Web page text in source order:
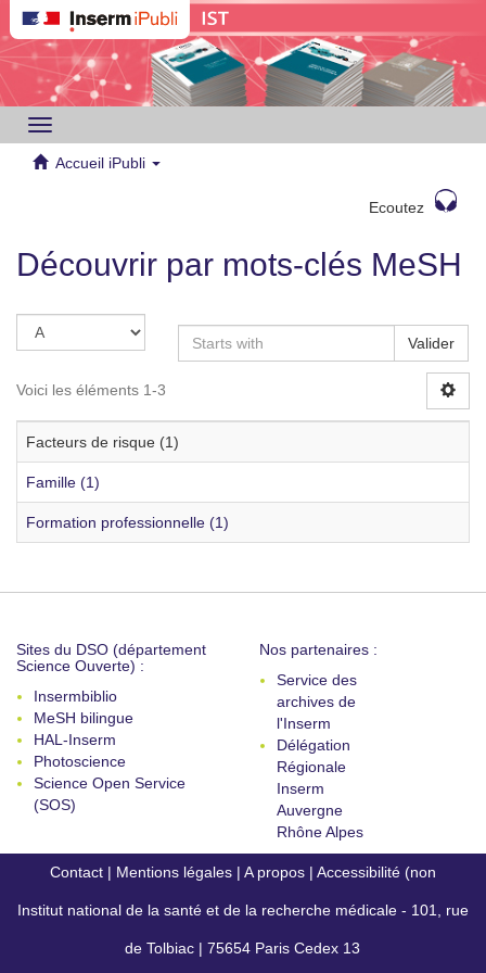
Toggle
navigation
Accueil iPubli
Ecoutez
Découvrir par mots-clés MeSH
Valider
Voici les éléments 1-3
Facteurs de risque (1)
Famille (1)
Formation professionnelle (1)
Sites du DSO (département
Science Ouverte) :
Insermbiblio
MeSH bilingue
HAL-Inserm
Photoscience
Science Open Service
(SOS)
Nos partenaires :
Service des
archives de
l'Inserm
Délégation
Régionale
Inserm
Auvergne
Rhône Alpes
Contact | Mentions légales | A propos | Accessibilité (non
conforme)
Institut national de la santé et de la recherche médicale - 101, rue
de Tolbiac | 75654 Paris Cedex 13